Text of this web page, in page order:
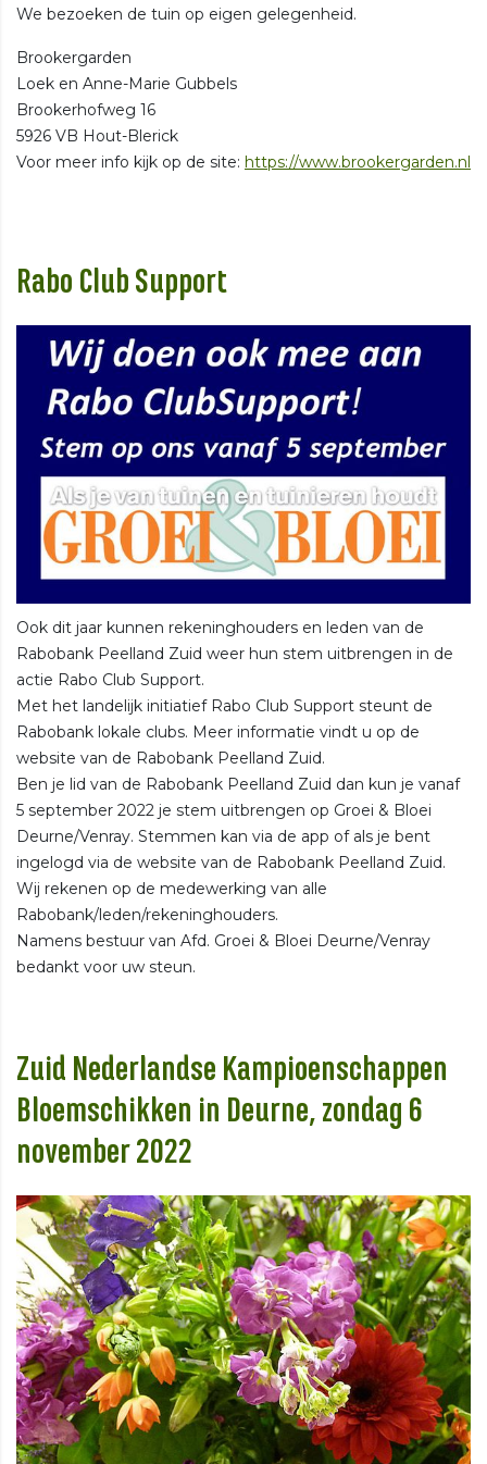
We bezoeken de tuin op eigen gelegenheid.
Brookergarden
Loek en Anne-Marie Gubbels
Brookerhofweg 16
5926 VB Hout-Blerick
Voor meer info kijk op de site: https://www.brookergarden.nl
Rabo Club Support
Ook dit jaar kunnen rekeninghouders en leden van de
Rabobank Peelland Zuid weer hun stem uitbrengen in de
actie Rabo Club Support.
Met het landelijk initiatief Rabo Club Support steunt de
Rabobank lokale clubs. Meer informatie vindt u op de
website van de Rabobank Peelland Zuid.
Ben je lid van de Rabobank Peelland Zuid dan kun je vanaf
5 september 2022 je stem uitbrengen op Groei & Bloei
Deurne/Venray. Stemmen kan via de app of als je bent
ingelogd via de website van de Rabobank Peelland Zuid.
Wij rekenen op de medewerking van alle
Rabobank/leden/rekeninghouders.
Namens bestuur van Afd. Groei & Bloei Deurne/Venray
bedankt voor uw steun.
Zuid Nederlandse Kampioenschappen
Bloemschikken in Deurne, zondag 6
november 2022